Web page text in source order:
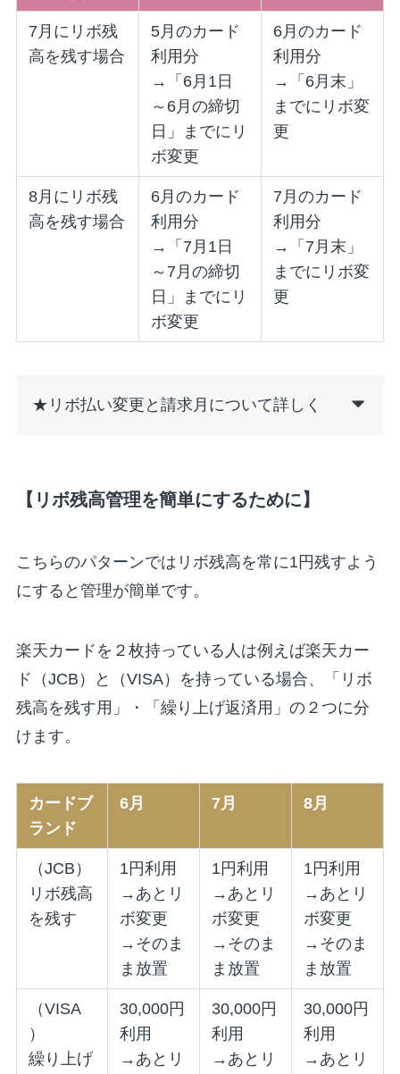
7月にリボ残
高を残す場合
5月のカード
利用分
→「6月1日
～6月の締切
日」までにリ
ボ変更
6月のカード
利用分
→「6月末」
までにリボ変
更
8月にリボ残
高を残す場合
6月のカード
利用分
→「7月1日
～7月の締切
日」までにリ
ボ変更
7月のカード
利用分
→「7月末」
までにリボ変
更
★リボ払い変更と請求月について詳しく
【リボ残高管理を簡単にするために】
こちらのパターンではリボ残高を常に1円残すよう
にすると管理が簡単です。
楽天カードを２枚持っている人は例えば楽天カー
ド（JCB）と（VISA）を持っている場合、「リボ
残高を残す用」・「繰り上げ返済用」の２つに分
けます。
カードブ
ランド
6月 7月 8月
（JCB）
リボ残高
を残す
1円利用
→あとリ
ボ変更
→そのま
ま放置
1円利用
→あとリ
ボ変更
→そのま
ま放置
1円利用
→あとリ
ボ変更
→そのま
ま放置
（VISA
）
繰り上げ
30,000円
利用
→あとリ
30,000円
利用
→あとリ
30,000円
利用
→あとリ